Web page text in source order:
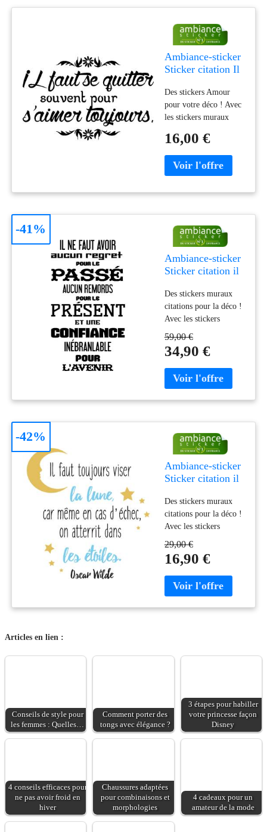
richesse des mots pour
une décoration tenda
Ambiance-sticker
Sticker citation Il
souvent
Des stickers Amour
pour votre déco ! Avec
les stickers muraux
faut se quitter souvent
pour s'aimer toujours,
vous pourrez enfin
votre chambre à votre
touche de romantisme
dans votre maison avec
ce sticker Il faut quitter
souvent pour
16,00 €
Ambiance-sticker
Sticker citation il
aucun regret pour
le passé
Des stickers muraux
citations pour la déco !
Avec les stickers
citation et ce Sticker
citation il ne faut avoir
aucun regret pour le
passé, vous pourrez
enfin décorer l'intérieur
citation, c'est la
richesse des mots pour
une décorat
59,00 €
34,90 €
-41%
Ambiance-sticker
Sticker citation il
la lune design -
Oscar Wilde
Des stickers muraux
citations pour la déco !
Avec les stickers
citation multicolore et
ce Sticker citation il
faut toujours viser la
lune design - Oscar
Wilde, vous pourrez
29,00 €
16,90 €
-42%
Articles en lien :
Conseils de style pour
les femmes : Quelles…
Comment porter des
tongs avec élégance ?
3 étapes pour habiller
votre princesse façon
Disney
4 conseils efficaces pour
ne pas avoir froid en
hiver
Chaussures adaptées
pour combinaisons et
morphologies
4 cadeaux pour un
amateur de la mode